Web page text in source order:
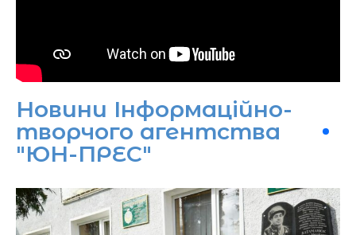
Новини Інформаційно-
творчого агентства
"ЮН-ПРЕС"